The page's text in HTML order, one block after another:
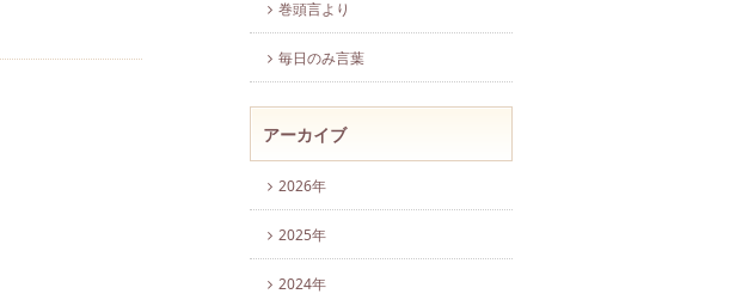
巻頭言より
毎日のみ言葉
アーカイブ
2026年
2025年
2024年